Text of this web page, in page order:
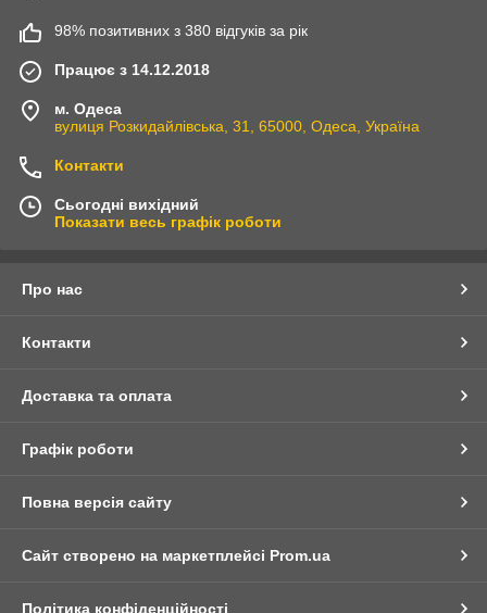
98% позитивних з 380 відгуків за рік
Працює з 14.12.2018
м. Одеса
вулиця Розкидайлівська, 31, 65000, Одеса, Україна
Контакти
Сьогодні вихідний
Показати весь графік роботи
Про нас
Контакти
Доставка та оплата
Графік роботи
Повна версія сайту
Сайт створено на маркетплейсі Prom.ua
Політика конфіденційності